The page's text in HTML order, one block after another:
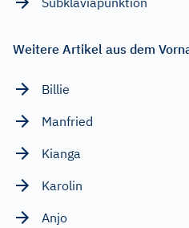
Weitere Artikel aus dem
Billie
Manfried
Kianga
Karolin
Anjo